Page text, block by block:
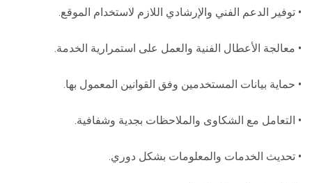
• توفير الدعم الفني والإرشادي اللازم لاستخدام الموقع.
• معالجة الأعطال الفنية والعمل على استمرارية الخدمة.
• حماية بيانات المستخدمين وفق القوانين المعمول بها.
• التعامل مع الشكاوى والملاحظات بجدية وشفافية.
• تحديث الخدمات والمعلومات بشكل دوري.